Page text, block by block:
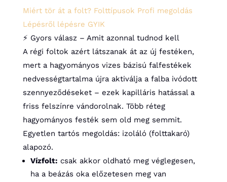
Miért tör át a folt? Folttípusok Profi megoldás
Lépésről lépésre GYIK
⚡ Gyors válasz – Amit azonnal tudnod kell
A régi foltok azért látszanak át az új festéken,
mert a hagyományos vizes bázisú falfestékek
nedvességtartalma újra aktiválja a falba ivódott
szennyeződéseket – ezek kapilláris hatással a
friss felszínre vándorolnak. Több réteg
hagyományos festék sem old meg semmit.
Egyetlen tartós megoldás: izoláló (folttakaró)
alapozó.
Vízfolt: csak akkor oldható meg véglegesen,
ha a beázás oka előzetesen meg van